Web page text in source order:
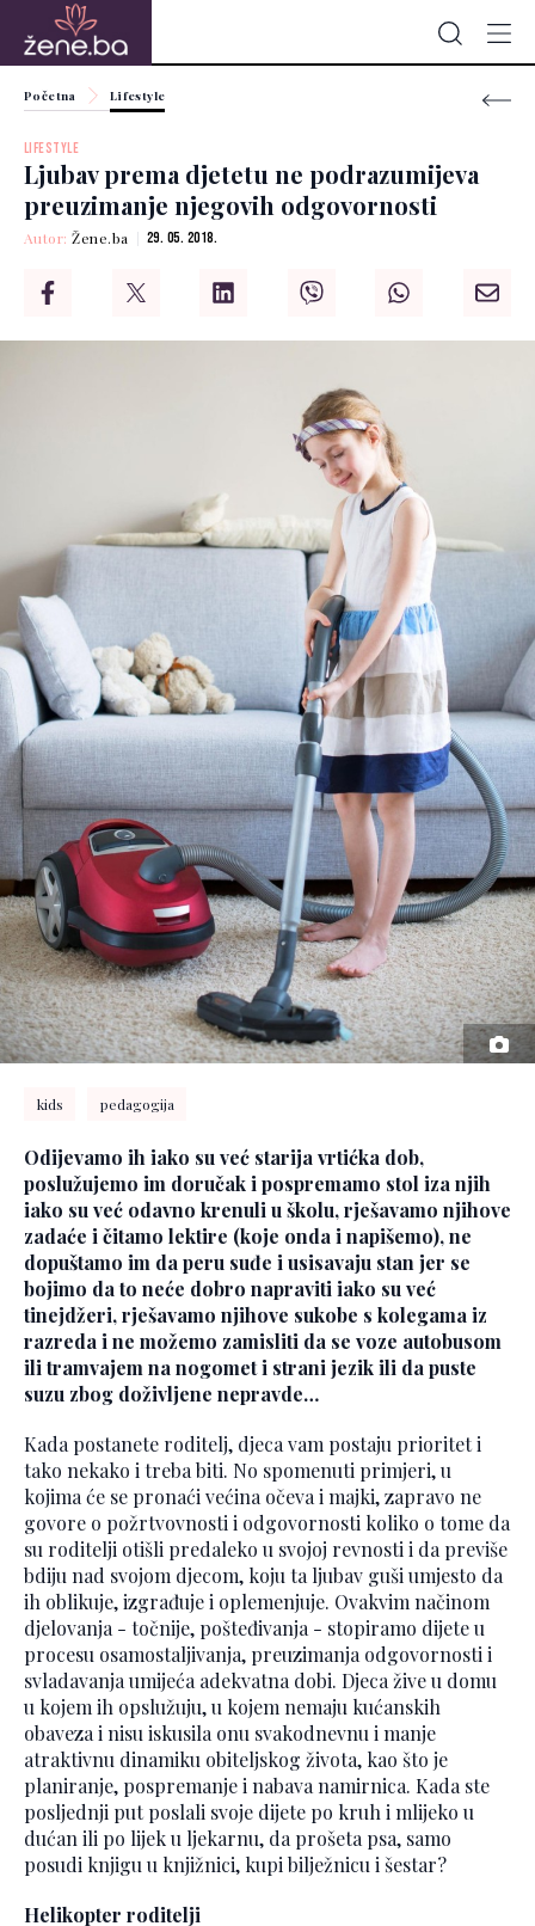
Početna Lifestyle
LIFESTYLE
Ljubav prema djetetu ne podrazumijeva
preuzimanje njegovih odgovornosti
Autor:Žene.ba 29. 05. 2018.
kids pedagogija
Odijevamo ih iako su već starija vrtićka dob,
poslužujemo im doručak i pospremamo stol iza njih
iako su već odavno krenuli u školu, rješavamo njihove
zadaće i čitamo lektire (koje onda i napišemo), ne
dopuštamo im da peru suđe i usisavaju stan jer se
bojimo da to neće dobro napraviti iako su već
tinejdžeri, rješavamo njihove sukobe s kolegama iz
razreda i ne možemo zamisliti da se voze autobusom
ili tramvajem na nogomet i strani jezik ili da puste
suzu zbog doživljene nepravde…
Kada postanete roditelj, djeca vam postaju prioritet i
tako nekako i treba biti. No spomenuti primjeri, u
kojima će se pronaći većina očeva i majki, zapravo ne
govore o požrtvovnosti i odgovornosti koliko o tome da
su roditelji otišli predaleko u svojoj revnosti i da previše
bdiju nad svojom djecom, koju ta ljubav guši umjesto da
ih oblikuje, izgrađuje i oplemenjuje. Ovakvim načinom
djelovanja - točnije, pošteđivanja - stopiramo dijete u
procesu osamostaljivanja, preuzimanja odgovornosti i
svladavanja umijeća adekvatna dobi. Djeca žive u domu
u kojem ih opslužuju, u kojem nemaju kućanskih
obaveza i nisu iskusila onu svakodnevnu i manje
atraktivnu dinamiku obiteljskog života, kao što je
planiranje, pospremanje i nabava namirnica. Kada ste
posljednji put poslali svoje dijete po kruh i mlijeko u
dućan ili po lijek u ljekarnu, da prošeta psa, samo
posudi knjigu u knjižnici, kupi bilježnicu i šestar?
Helikopter roditelji